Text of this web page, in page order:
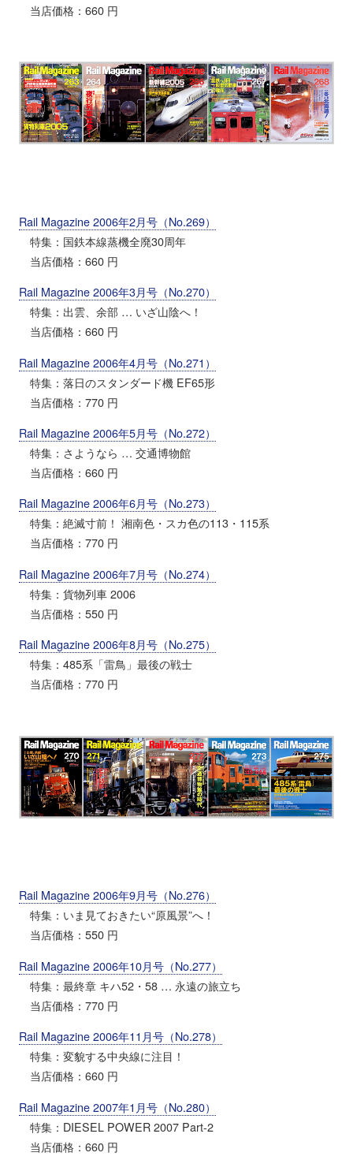
当店価格：660 円
Rail Magazine 2006年2月号（No.269）
特集：国鉄本線蒸機全廃30周年
当店価格：660 円
Rail Magazine 2006年3月号（No.270）
特集：出雲、余部 … いざ山陰へ！
当店価格：660 円
Rail Magazine 2006年4月号（No.271）
特集：落日のスタンダード機 EF65形
当店価格：770 円
Rail Magazine 2006年5月号（No.272）
特集：さようなら … 交通博物館
当店価格：660 円
Rail Magazine 2006年6月号（No.273）
特集：絶滅寸前！ 湘南色・スカ色の113・115系
当店価格：770 円
Rail Magazine 2006年7月号（No.274）
特集：貨物列車 2006
当店価格：550 円
Rail Magazine 2006年8月号（No.275）
特集：485系「雷鳥」最後の戦士
当店価格：770 円
Rail Magazine 2006年9月号（No.276）
特集：いま見ておきたい“原風景”へ！
当店価格：550 円
Rail Magazine 2006年10月号（No.277）
特集：最終章 キハ52・58 … 永遠の旅立ち
当店価格：770 円
Rail Magazine 2006年11月号（No.278）
特集：変貌する中央線に注目！
当店価格：660 円
Rail Magazine 2007年1月号（No.280）
特集：DIESEL POWER 2007 Part-2
当店価格：660 円